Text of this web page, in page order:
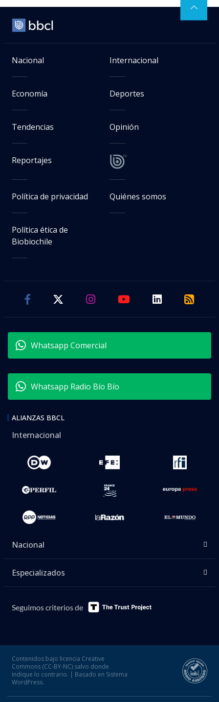
Nacional Internacional
Economía Deportes
Tendencias Opinión
Reportajes
Política de privacidad Quiénes somos
Política ética de
Biobiochile
Whatsapp Comercial
Whatsapp Radio Bío Bío
ALIANZAS BBCL
Internacional
Nacional
Especializados
Seguimos criterios de
Contenidos bajo licencia Creative
Commons (CC-BY-NC) salvo donde
indique lo contrario. | Basado en Sistema
WordPress.